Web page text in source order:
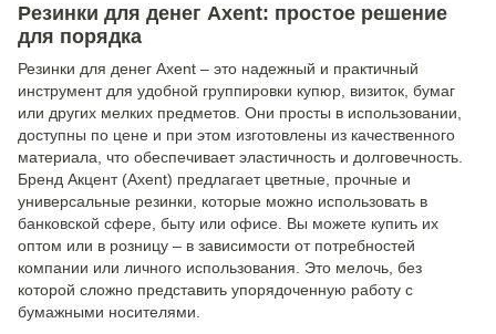
Резинки для денег Axent: простое решение
для порядка
Резинки для денег Axent – ​​это надежный и практичный
инструмент для удобной группировки купюр, визиток, бумаг
или других мелких предметов. Они просты в использовании,
доступны по цене и при этом изготовлены из качественного
материала, что обеспечивает эластичность и долговечность.
Бренд Акцент (Axent) предлагает цветные, прочные и
универсальные резинки, которые можно использовать в
банковской сфере, быту или офисе. Вы можете купить их
оптом или в розницу – в зависимости от потребностей
компании или личного использования. Это мелочь, без
которой сложно представить упорядоченную работу с
бумажными носителями.